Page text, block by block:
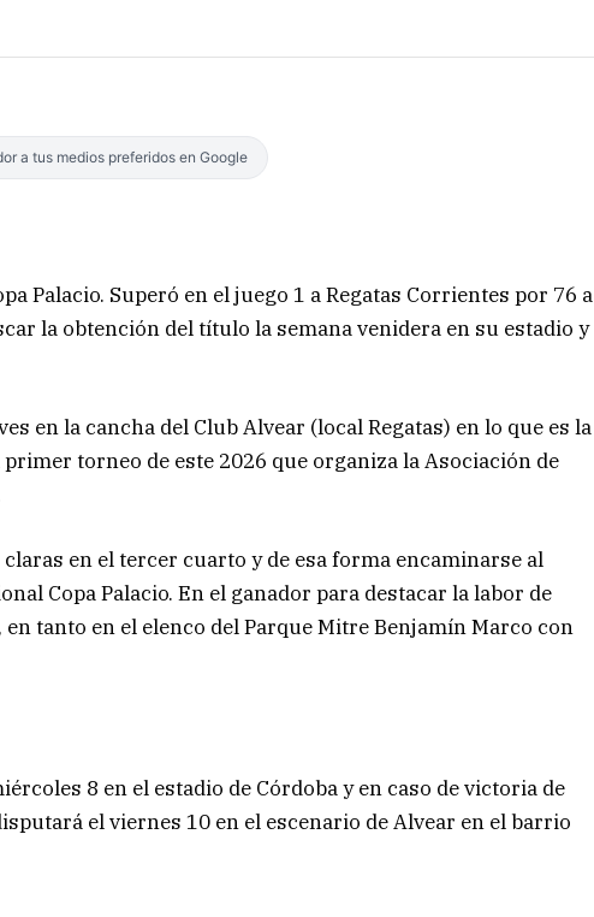
a tus medios preferidos en Google
Palacio. Superó en el juego 1 a Regatas Corrientes por 76 a
la obtención del título la semana venidera en su estadio y
en la cancha del Club Alvear (local Regatas) en lo que es la
torneo de este 2026 que organiza la Asociación de
en el tercer cuarto y de esa forma encaminarse al
Copa Palacio. En el ganador para destacar la labor de
tanto en el elenco del Parque Mitre Benjamín Marco con
8 en el estadio de Córdoba y en caso de victoria de
el viernes 10 en el escenario de Alvear en el barrio